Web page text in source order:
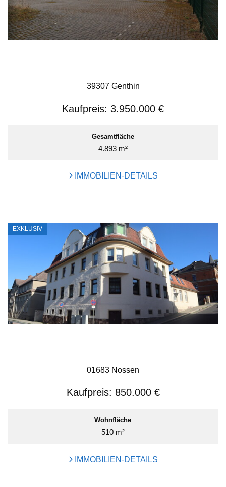
39307 Genthin
Kaufpreis: 3.950.000 €
Gesamtfläche
4.893 m²
IMMOBILIEN-DETAILS
EXKLUSIV
01683 Nossen
Kaufpreis: 850.000 €
Wohnfläche
510 m²
IMMOBILIEN-DETAILS